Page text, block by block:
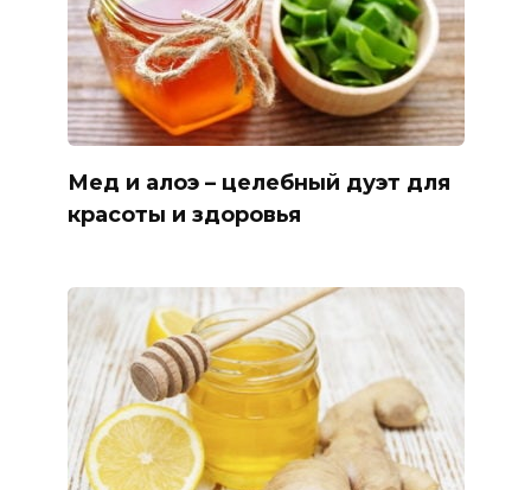
Мед и алоэ – целебный дуэт для
красоты и здоровья